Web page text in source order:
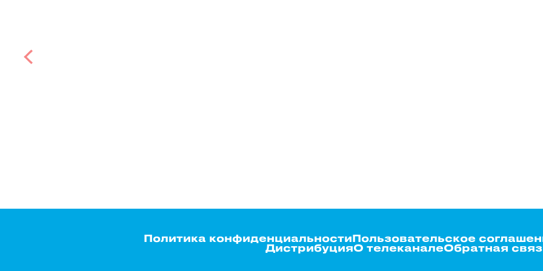
Политика конфиденциальностиПользовательское
ДистрибуцияО телеканалеОбратная